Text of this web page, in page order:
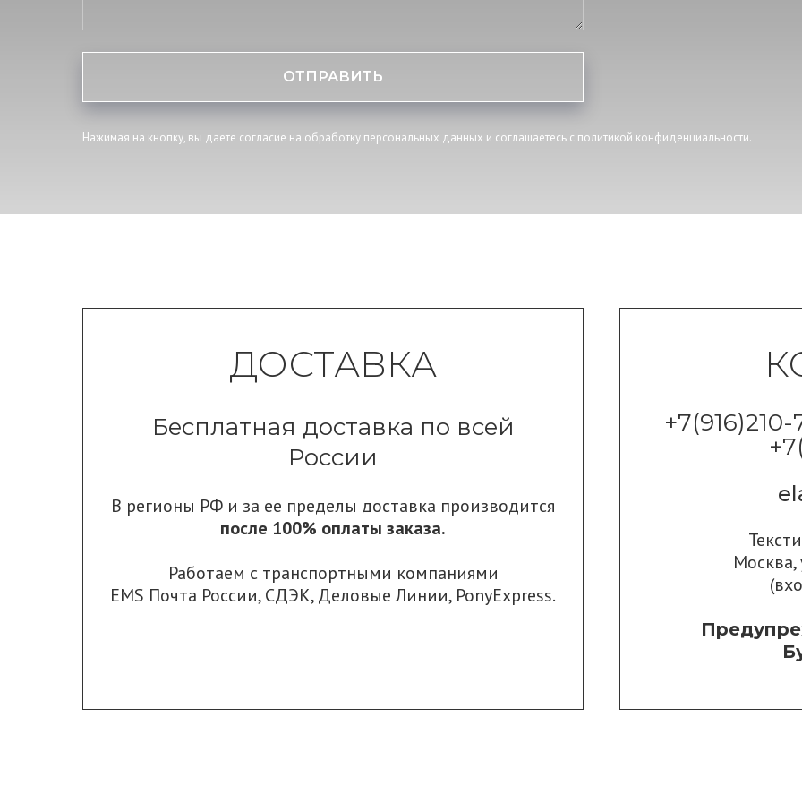
ОТПРАВИТЬ
Нажимая на кнопку, вы даете согласие на обработку персональных данных и соглашаетесь c политикой конфиденциальности.
ДОСТАВКА
Бесплатная доставка по всей
России
В регионы РФ и за ее пределы доставка производится
после 100% оплаты заказа.
Работаем с транспортными компаниями
EMS Почта России,СДЭК,Деловые Линии, PonyExpress.
Москва,